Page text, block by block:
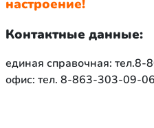
настроение!
Контактные данные:
единая справочная:
офис: тел. 8-863-303-09-06